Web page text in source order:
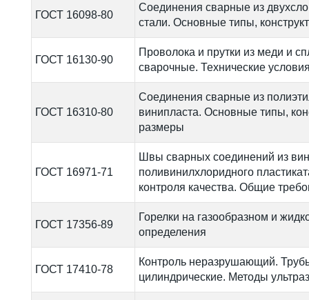
ГОСТ 16098-80
Соединения сварные из
стали. Основные типы,
ГОСТ 16130-90
Проволока и прутки из меди и
сварочные. Технические
ГОСТ 16310-80
Соединения сварные из
винипласта. Основные типы,
размеры
ГОСТ 16971-71
Швы сварных соединений из
поливинилхлоридного
контроля качества. Общие
ГОСТ 17356-89
Горелки на газообразном и
определения
ГОСТ 17410-78
Контроль неразрушающий.
цилиндрические. Методы